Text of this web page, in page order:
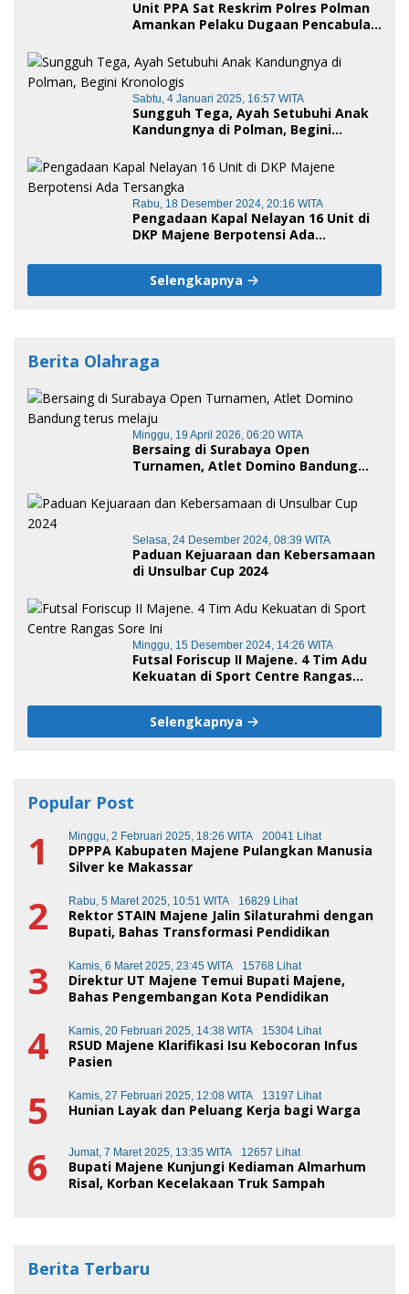
Unit PPA Sat Reskrim Polres Polman
Amankan Pelaku Dugaan Pencabulan
Sabtu, 4 Januari 2025, 16:57 WITA
Sungguh Tega, Ayah Setubuhi Anak
Kandungnya di Polman, Begini
Rabu, 18 Desember 2024, 20:16 WITA
Pengadaan Kapal Nelayan 16 Unit di
DKP Majene Berpotensi Ada
Selengkapnya
Berita Olahraga
Minggu, 19 April 2026, 06:20 WITA
Bersaing di Surabaya Open
Turnamen, Atlet Domino Bandung
Selasa, 24 Desember 2024, 08:39 WITA
Paduan Kejuaraan dan Kebersamaan
di Unsulbar Cup 2024
Minggu, 15 Desember 2024, 14:26 WITA
Futsal Foriscup II Majene. 4 Tim Adu
Kekuatan di Sport Centre Rangas
Selengkapnya
Popular Post
1 Minggu, 2 Februari 2025, 18:26 WITA 20041 Lihat
DPPPA Kabupaten Majene Pulangkan Manusia
Silver ke Makassar
2 Rabu, 5 Maret 2025, 10:51 WITA 16829 Lihat
Rektor STAIN Majene Jalin Silaturahmi dengan
Bupati, Bahas Transformasi Pendidikan
3 Kamis, 6 Maret 2025, 23:45 WITA 15768 Lihat
Direktur UT Majene Temui Bupati Majene,
Bahas Pengembangan Kota Pendidikan
4 Kamis, 20 Februari 2025, 14:38 WITA 15304 Lihat
RSUD Majene Klarifikasi Isu Kebocoran Infus
Pasien
5 Kamis, 27 Februari 2025, 12:08 WITA 13197 Lihat
Hunian Layak dan Peluang Kerja bagi Warga
6 Jumat, 7 Maret 2025, 13:35 WITA 12657 Lihat
Bupati Majene Kunjungi Kediaman Almarhum
Risal, Korban Kecelakaan Truk Sampah
Berita Terbaru